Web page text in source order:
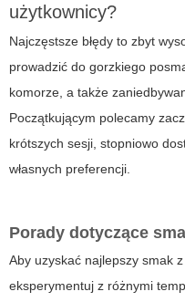
użytkownicy?
Najczęstsze błędy to zbyt
prowadzić do gorzkiego
komorze, a także
Początkującym polecamy
krótszych sesji, stopniowo
własnych preferencji.
Porady dotyczące
Aby uzyskać najlepszy smak z
eksperymentuj z różnymi